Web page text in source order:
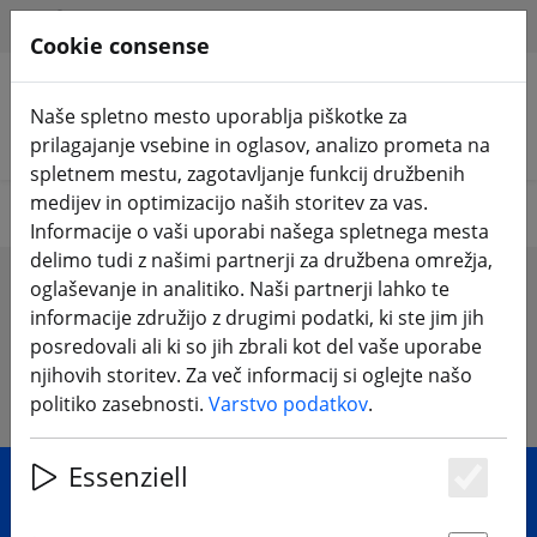
Iskanje izdelkov
Your favorits
Wishlist
No Items
Cookie consense
Naše spletno mesto uporablja piškotke za
prilagajanje vsebine in oglasov, analizo prometa na
spletnem mestu, zagotavljanje funkcij družbenih
medijev in optimizacijo naših storitev za vas.
Informacije o vaši uporabi našega spletnega mesta
delimo tudi z našimi partnerji za družbena omrežja,
oglaševanje in analitiko. Naši partnerji lahko te
informacije združijo z drugimi podatki, ki ste jim jih
posredovali ali ki so jih zbrali kot del vaše uporabe
njihovih storitev. Za več informacij si oglejte našo
politiko zasebnosti. Varstvo podatkov.
Essenziell